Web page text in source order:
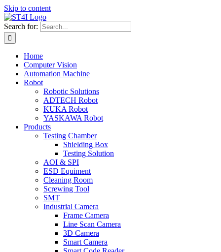
Skip to content
Search for:
Home
Computer Vision
Automation Machine
Robot
Robotic Solutions
ADTECH Robot
KUKA Robot
YASKAWA Robot
Products
Testing Chamber
Shielding Box
Testing Solution
AOI & SPI
ESD Equiment
Cleaning Room
Screwing Tool
SMT
Industrial Camera
Frame Camera
Line Scan Camera
3D Camera
Smart Camera